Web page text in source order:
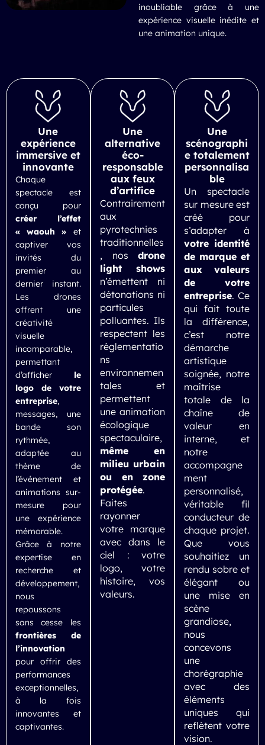
inoubliable grâce à une
expérience visuelle inédite et
une animation unique.
Une
expérience
immersive et
innovante
Chaque
spectacle est
conçu pour
créer l’effet
« waouh » et
captiver vos
invités du
premier au
dernier instant.
Les drones
offrent une
créativité
visuelle
incomparable,
permettant
d’afficher le
logo de votre
entreprise,
messages, une
bande son
rythmée,
adaptée au
thème de
l’événement et
animations sur-
mesure pour
une expérience
mémorable.
Grâce à notre
expertise en
recherche et
développement,
nous
repoussons
sans cesse les
frontières de
l’innovation
pour offrir des
performances
exceptionnelles,
à la fois
innovantes et
captivantes.
Une
alternative
éco-
responsable
aux feux
d’artifice
Contrairement
aux
pyrotechnies
traditionnelles
, nosdrone
light shows
n’émettent ni
détonations ni
particules
polluantes. Ils
respectent les
réglementatio
ns
environnemen
tales et
permettent
une animation
écologique
spectaculaire,
même en
milieu urbain
ou en zone
protégée.
Faites
rayonner
votre marque
avec dans le
ciel : votre
logo, votre
histoire, vos
valeurs.
Une
scénographi
e totalement
personnalisa
ble
Un spectacle
sur mesure est
créé pour
s’adapter à
votre identité
de marque et
aux valeurs
de votre
entreprise. Ce
qui fait toute
la différence,
c’est notre
démarche
artistique
soignée, notre
maîtrise
totale de la
chaîne de
valeur en
interne, et
notre
accompagne
ment
personnalisé,
véritable fil
conducteur de
chaque projet.
Que vous
souhaitiez un
rendu sobre et
élégant ou
une mise en
scène
grandiose,
nous
concevons
une
chorégraphie
avec des
éléments
uniques qui
reflètent votre
vision.